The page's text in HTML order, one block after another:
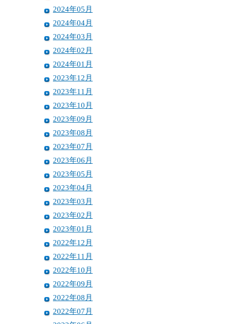
2024年05月
2024年04月
2024年03月
2024年02月
2024年01月
2023年12月
2023年11月
2023年10月
2023年09月
2023年08月
2023年07月
2023年06月
2023年05月
2023年04月
2023年03月
2023年02月
2023年01月
2022年12月
2022年11月
2022年10月
2022年09月
2022年08月
2022年07月